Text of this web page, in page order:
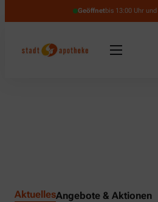
Geöffnetbis 13:00 Uhr
AktuellesAngebote & Aktionen